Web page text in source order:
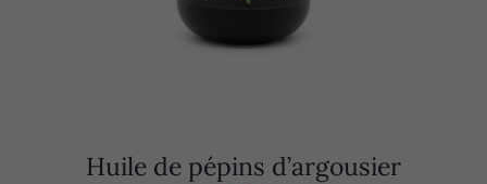
Huile de pépins d’argousier